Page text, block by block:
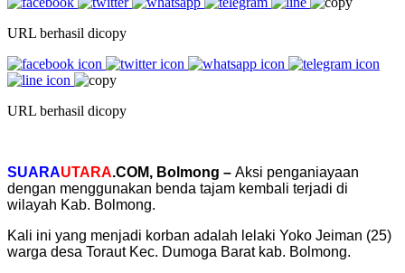
URL berhasil dicopy
URL berhasil dicopy
SUARAUTARA.COM, Bolmong – Aksi penganiayaan
dengan menggunakan benda tajam kembali terjadi di
wilayah Kab. Bolmong.
Kali ini yang menjadi korban adalah lelaki Yoko Jeiman (25)
warga desa Toraut Kec. Dumoga Barat kab. Bolmong.